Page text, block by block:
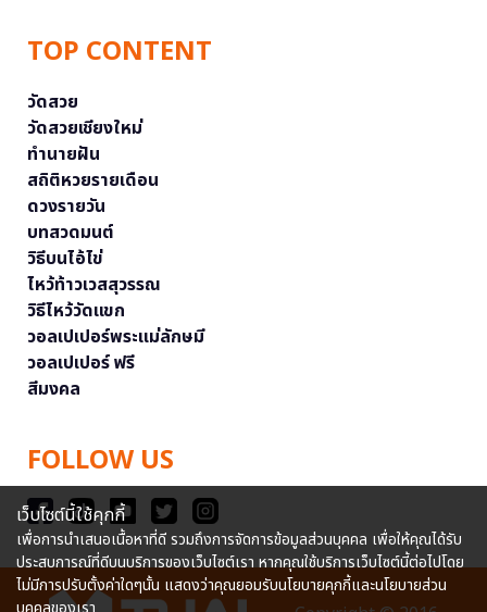
TOP CONTENT
วัดสวย
วัดสวยเชียงใหม่
ทำนายฝัน
สถิติหวยรายเดือน
ดวงรายวัน
บทสวดมนต์
วิธีบนไอ้ไข่
ไหว้ท้าวเวสสุวรรณ
วิธีไหว้วัดแขก
วอลเปเปอร์พระแม่ลักษมี
วอลเปเปอร์ ฟรี
สีมงคล
FOLLOW US
เว็บไซต์นี้ใช้คุกกี้
เพื่อการนำเสนอเนื้อหาที่ดี รวมถึงการจัดการข้อมูลส่วนบุคคล เพื่อให้คุณได้รับ
ประสบการณ์ที่ดีบนบริการของเว็บไซต์เรา หากคุณใช้บริการเว็บไซต์นี้ต่อไปโดย
ไม่มีการปรับตั้งค่าใดๆนั้น แสดงว่าคุณยอมรับนโยบายคุกกี้และนโยบายส่วน